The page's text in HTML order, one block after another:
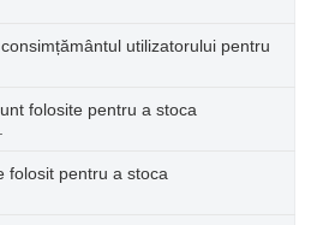
utilizatorului pentru
folosite pentru a stoca
folosit pentru a stoca